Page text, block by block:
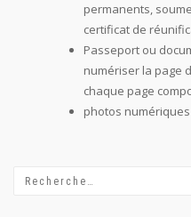
permanents,
certificat de
Passeport ou
numériser la page
chaque page
photos numériques